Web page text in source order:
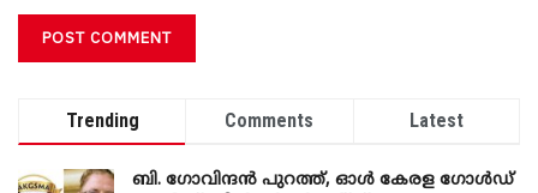
Trending Comments Latest
ബി. ​ഗോവിന്ദൻ പുറത്ത്, ഓൾ കേരള ഗോൾഡ്